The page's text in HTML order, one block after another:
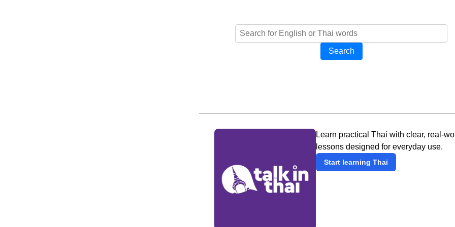
Search
Learn practical Thai with clear, real-
lessons designed for everyday use.
Start learning Thai